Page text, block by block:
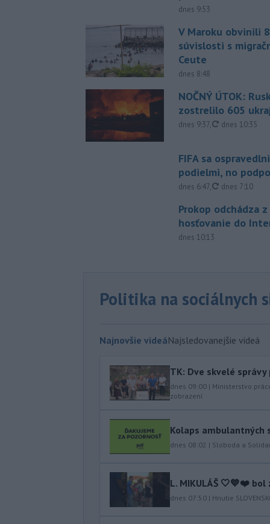
dnes 9:53
V Maroku obvinili
súvislosti s
Ceute
dnes 8:48
NOČNÝ ÚTOK:
zostrelilo 605
dnes 9:37, aktualizované
dnes 10:35
FIFA sa
podielmi, no
dnes 6:47, aktualizované
dnes 7:10
Prokop odchádza
hosťovanie do
dnes 10:13
Politika na sociálnych
Najnovšie videáNajsledovanejšie videá
TK: Dve skvelé
dnes 09:00 | Ministerstvo
zobrazení
Kolaps ambulantných
dnes 08:02 | Sloboda a
L. MIKULÁŠ 🤍💙❤️ bol
dnes 07:50 | Hnutie